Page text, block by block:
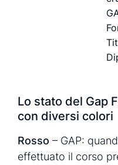
Lo stato del Gap
con diversi colori
Rosso – GAP:
effettuato il corso